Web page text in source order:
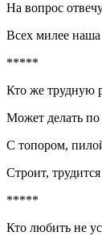
На вопрос
Всех милее
*****
Кто же трудную
Может делать
С топором,
Строит,
*****
Кто любить не